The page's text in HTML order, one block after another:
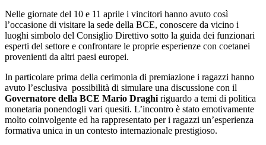
Nelle giornate del 10 e 11 aprile i vincitori hanno avuto così
l’occasione di visitare la sede della BCE, conoscere da vicino i
luoghi simbolo del Consiglio Direttivo sotto la guida dei funzionari
esperti del settore e confrontare le proprie esperienze con coetanei
provenienti da altri paesi europei.
In particolare prima della cerimonia di premiazione i ragazzi hanno
avuto l’esclusiva possibilità di simulare una discussione con il
Governatore della BCE Mario Draghi riguardo a temi di politica
monetaria ponendogli vari quesiti. L’incontro è stato emotivamente
molto coinvolgente ed ha rappresentato per i ragazzi un’esperienza
formativa unica in un contesto internazionale prestigioso.